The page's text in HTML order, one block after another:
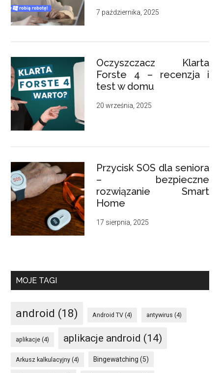
7 października, 2025
Oczyszczacz Klarta
Forste 4 – recenzja i
test w domu
20 września, 2025
Przycisk SOS dla seniora
– bezpieczne
rozwiązanie Smart
Home
17 sierpnia, 2025
MOJE TAGI
android (18) Android TV (4) antywirus (4)
aplikacje (4) aplikacje android (14)
Arkusz kalkulacyjny (4) Bingewatching (5)